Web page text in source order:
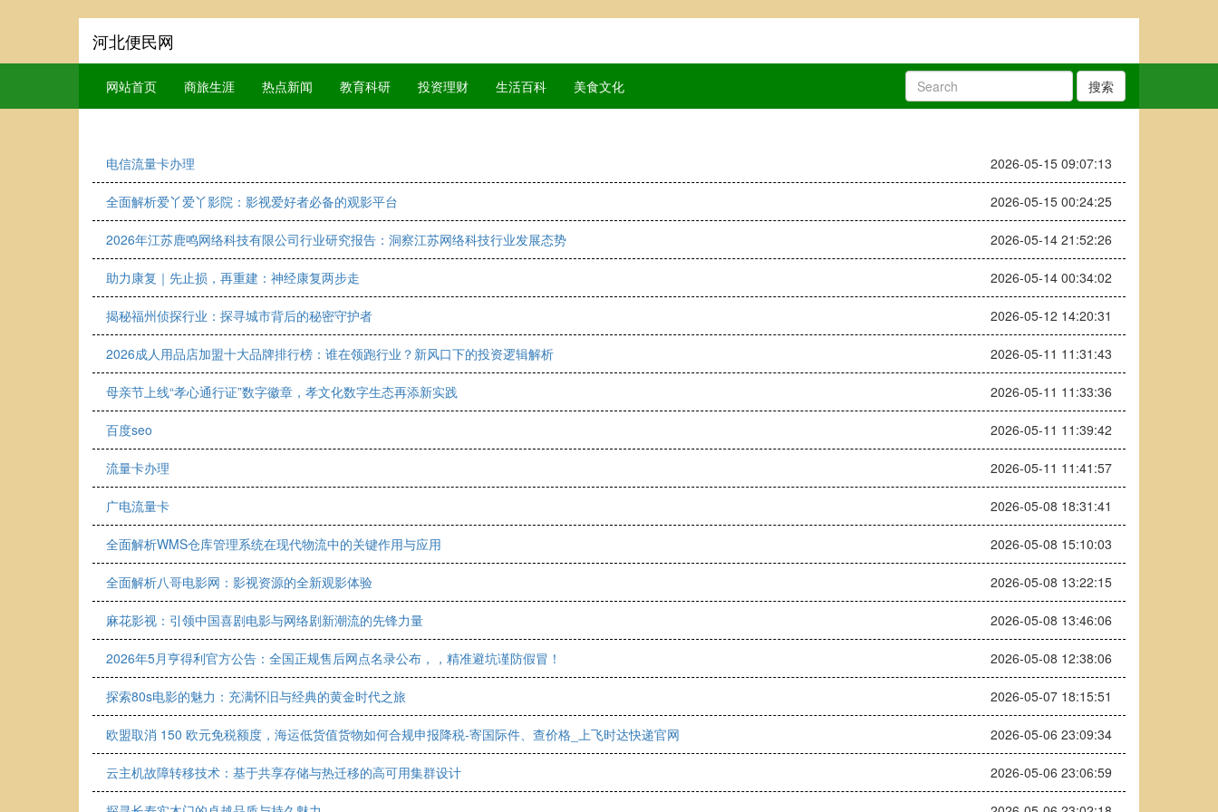
河北便民网
网站首页 商旅生涯 热点新闻 教育科研 投资理财 生活百科 美食文化 搜索
电信流量卡办理 2026-05-15 09:07:13
全面解析爱丫爱丫影院：影视爱好者必备的观影平台 2026-05-15 00:24:25
2026年江苏鹿鸣网络科技有限公司行业研究报告：洞察江苏网络科技行业发展态势 2026-05-14 21:52:26
助力康复｜先止损，再重建：神经康复两步走 2026-05-14 00:34:02
揭秘福州侦探行业：探寻城市背后的秘密守护者 2026-05-12 14:20:31
2026成人用品店加盟十大品牌排行榜：谁在领跑行业？新风口下的投资逻辑解析 2026-05-11 11:31:43
母亲节上线“孝心通行证”数字徽章，孝文化数字生态再添新实践 2026-05-11 11:33:36
百度seo 2026-05-11 11:39:42
流量卡办理 2026-05-11 11:41:57
广电流量卡 2026-05-08 18:31:41
全面解析WMS仓库管理系统在现代物流中的关键作用与应用 2026-05-08 15:10:03
全面解析八哥电影网：影视资源的全新观影体验 2026-05-08 13:22:15
麻花影视：引领中国喜剧电影与网络剧新潮流的先锋力量 2026-05-08 13:46:06
2026年5月亨得利官方公告：全国正规售后网点名录公布，，精准避坑谨防假冒！ 2026-05-08 12:38:06
探索80s电影的魅力：充满怀旧与经典的黄金时代之旅 2026-05-07 18:15:51
欧盟取消 150 欧元免税额度，海运低货值货物如何合规申报降税-寄国际件、查价格_上飞时达快递官网 2026-05-06 23:09:34
云主机故障转移技术：基于共享存储与热迁移的高可用集群设计 2026-05-06 23:06:59